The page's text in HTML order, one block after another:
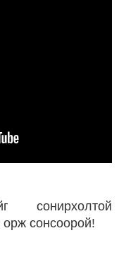
сонирхолтой
орж сонсоорой!